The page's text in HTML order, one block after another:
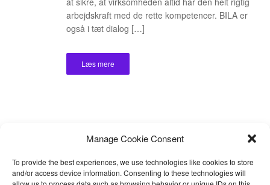
Manage Cookie Consent
To provide the best experiences, we use technologies like cookies to store
and/or access device information. Consenting to these technologies will
arbejdskraft med de rette kompetencer. BILA er
også i tæt dialog […]
Læs mere